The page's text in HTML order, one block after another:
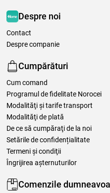
Despre noi
Contact
Despre companie
Cumpărături
Cum comand
Programul de fidelitate Norocei
Modalităţi şi tarife transport
Modalităţi de plată
De ce să cumpăraţi de la noi
Setările de confidențialitate
Termeni şi condiţii
Îngrijirea așternuturilor
Comenzile